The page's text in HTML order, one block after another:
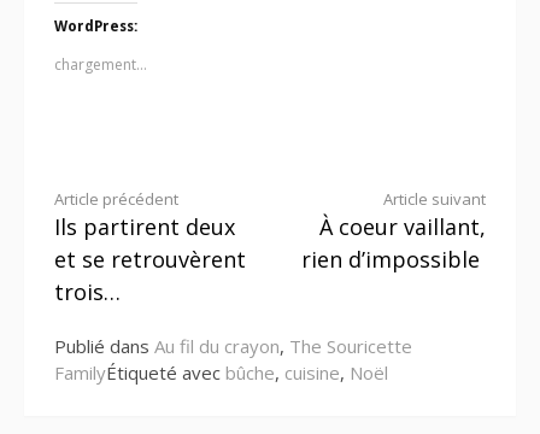
WordPress:
chargement…
Lire
la
suite
Article précédent
Ils partirent deux
et se retrouvèrent
trois…
Article suivant
À coeur vaillant,
rien d’impossible
Publié dans Au fil du crayon, The Souricette
FamilyÉtiqueté avec bûche, cuisine, Noël